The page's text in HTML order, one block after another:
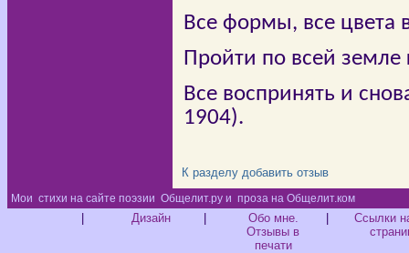
Все формы, все цвета
Пройти по всей
Все воспринять и
1904).
К разделу добавить отзыв
Мои стихи на сайте поэзии Общелит.ру и проза на Общелит.ком
Дизайн
Обо мне.
Отзывы в
печати
Ссылки